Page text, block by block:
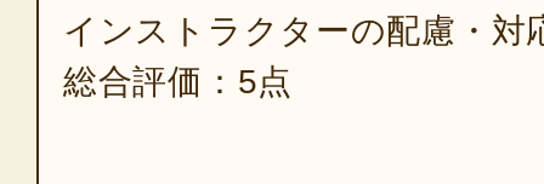
インストラクターの配慮・対
総合評価：5点